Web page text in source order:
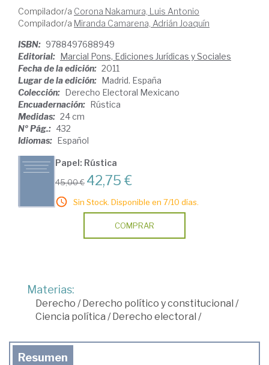
Compilador/a Corona Nakamura, Luis Antonio
Compilador/a Miranda Camarena, Adrián Joaquín
ISBN: 9788497688949
Editorial: Marcial Pons, Ediciones Jurídicas y Sociales
Fecha de la edición: 2011
Lugar de la edición: Madrid. España
Colección: Derecho Electoral Mexicano
Encuadernación: Rústica
Medidas: 24 cm
Nº Pág.: 432
Idiomas: Español
Papel: Rústica
45,00 € 42,75 €
Sin Stock. Disponible en 7/10 días.
COMPRAR
Materias:
Derecho /Derecho político y constitucional /
Ciencia política /Derecho electoral /
Resumen